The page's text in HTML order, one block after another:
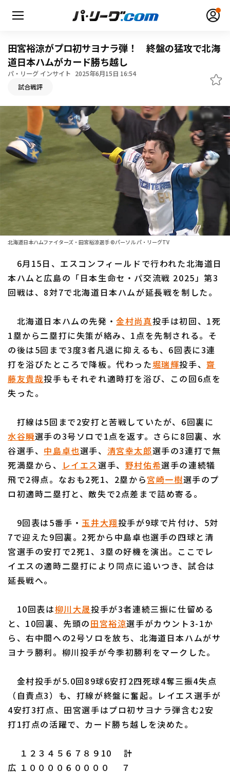
HOME
動画
日程・結果
順位表･成績
1軍公式戦
ファーム東地区
ファーム西地区
交流戦
選手名鑑トップ
北海道日本ハムファイターズ
東北楽天ゴールデンイーグルス
千葉ロッテマリーンズ
オリックス・バファローズ
福岡ソフトバンクホークス
ニュース
設定
利用規約 プライバシーポリシー
運営会社（別ウィンドウで開く） よくある質問
特定商取引法の表示
田宮裕涼がプロ初サヨナラ弾！ 終盤の猛攻で北海
道日本ハムがカード勝ち越し
パ・リーグ インサイト 2025年6月15日 16:54
試合戦評
北海道日本ハムファイターズ・田宮裕涼選手 ©パーソル パ・リーグTV
6月15日、エスコンフィールドで行われた北海道日
本ハムと広島の「日本生命セ・パ交流戦 2025」第3
回戦は、8対7で北海道日本ハムが延長戦を制した。
北海道日本ハムの先発・金村尚真投手は初回、1死
1塁から二塁打に失策が絡み、1点を先制される。そ
の後は5回まで3度3者凡退に抑えるも、6回表に3連
打を浴びたところで降板。代わった堀瑞輝投手、齋
藤友貴哉投手もそれぞれ適時打を浴び、この回6点を
失った。
打線は5回まで2安打と苦戦していたが、6回裏に
水谷瞬選手の3号ソロで1点を返す。さらに8回裏、水
谷選手、 中島卓也選手、 清宮幸太郎選手の3連打で無
死満塁から、
レイエス選手、 野村佑希選手の連続犠
飛で2得点。なおも2死1、2塁から宮崎一樹選手のプ
ロ初適時二塁打と、敵失で2点差まで詰め寄る。
9回表は5番手・玉井大翔投手が9球で片付け、5対
7で迎えた9回裏。2死から中島卓也選手の四球と清
宮選手の安打で2死1、3塁の好機を演出。ここでレ
イエスの適時二塁打により同点に追いつき、試合は
延長戦へ。
10回表は柳川大晟投手が3者連続三振に仕留める
と、10回裏、先頭の田宮裕涼選手がカウント3-1か
ら、右中間への2号ソロを放ち、北海道日本ハムがサ
ヨナラ勝利。柳川投手が今季初勝利をマークした。
金村投手が5.0回89球6安打2四死球4奪三振4失点
（自責点3）も、打線が終盤に奮起。レイエス選手が
4安打3打点、田宮選手はプロ初サヨナラ弾含む2安
打1打点の活躍で、カード勝ち越しを決めた。
１２３４５６７８９10 計
広 １００００６００００ ７